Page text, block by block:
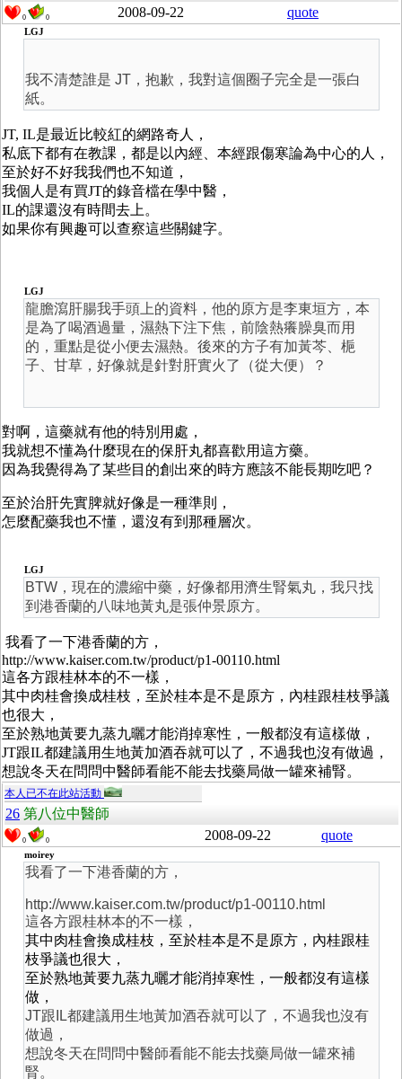
0 0 2008-09-22 quote
LGJ
我不清楚誰是 JT，抱歉，我對這個圈子完全是一張白
紙。
JT, IL是最近比較紅的網路奇人，
私底下都有在教課，都是以內經、本經跟傷寒論為中心的人，
至於好不好我我們也不知道，
我個人是有買JT的錄音檔在學中醫，
IL的課還沒有時間去上。
如果你有興趣可以查察這些關鍵字。
LGJ
龍膽瀉肝腸我手頭上的資料，他的原方是李東垣方，本
是為了喝酒過量，濕熱下注下焦，前陰熱癢臊臭而用
的，重點是從小便去濕熱。後來的方子有加黃芩、梔
子、甘草，好像就是針對肝實火了（從大便）？
對啊，這藥就有他的特別用處，
我就想不懂為什麼現在的保肝丸都喜歡用這方藥。
因為我覺得為了某些目的創出來的時方應該不能長期吃吧？
至於治肝先實脾就好像是一種準則，
怎麼配藥我也不懂，還沒有到那種層次。
LGJ
BTW，現在的濃縮中藥，好像都用濟生腎氣丸，我只找
到港香蘭的八味地黃丸是張仲景原方。
我看了一下港香蘭的方，
http://www.kaiser.com.tw/product/p1-00110.html
這各方跟桂林本的不一樣，
其中肉桂會換成桂枝，至於桂本是不是原方，內桂跟桂枝爭議
也很大，
至於熟地黃要九蒸九曬才能消掉寒性，一般都沒有這樣做，
JT跟IL都建議用生地黃加酒吞就可以了，不過我也沒有做過，
想說冬天在問問中醫師看能不能去找藥局做一罐來補腎。
本人已不在此站活動
26 第八位中醫師
0 0 2008-09-22 quote
moirey
我看了一下港香蘭的方，
http://www.kaiser.com.tw/product/p1-00110.html
這各方跟桂林本的不一樣，
其中肉桂會換成桂枝，至於桂本是不是原方，內桂跟桂
枝爭議也很大，
至於熟地黃要九蒸九曬才能消掉寒性，一般都沒有這樣
做，
JT跟IL都建議用生地黃加酒吞就可以了，不過我也沒有
做過，
想說冬天在問問中醫師看能不能去找藥局做一罐來補
腎。